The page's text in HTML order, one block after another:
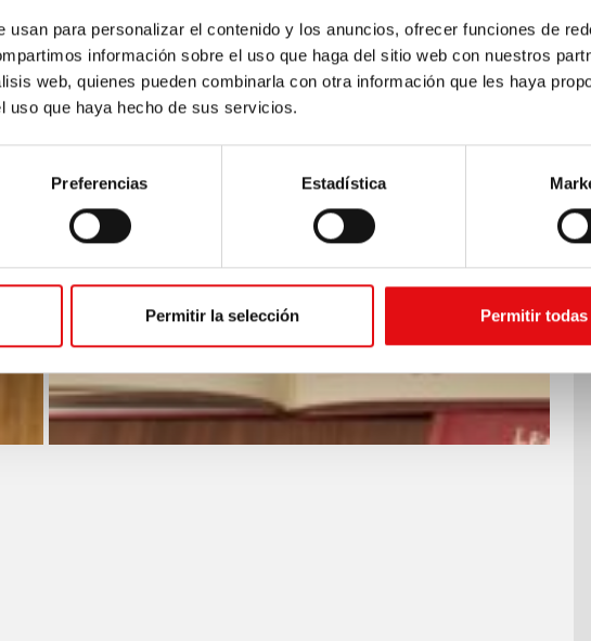
usan para personalizar el contenido y los anuncios, ofrecer funciones de
información sobre el uso que haga del sitio web con nuestros
web, quienes pueden combinarla con otra información que les haya
uso que haya hecho de sus servicios.
Preferencias Estadística
Permitir la selección Permitir todas